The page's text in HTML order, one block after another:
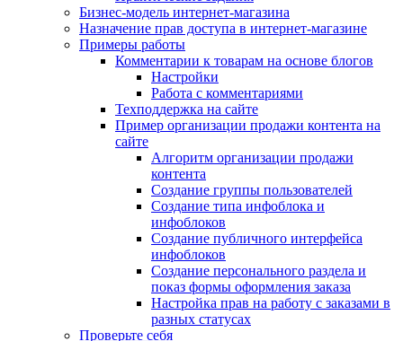
Бизнес-модель интернет-магазина
Назначение прав доступа в интернет-магазине
Примеры работы
Комментарии к товарам на основе блогов
Настройки
Работа с комментариями
Техподдержка на сайте
Пример организации продажи контента на
сайте
Алгоритм организации продажи
контента
Создание группы пользователей
Создание типа инфоблока и
инфоблоков
Создание публичного интерфейса
инфоблоков
Создание персонального раздела и
показ формы оформления заказа
Настройка прав на работу с заказами в
разных статусах
Проверьте себя